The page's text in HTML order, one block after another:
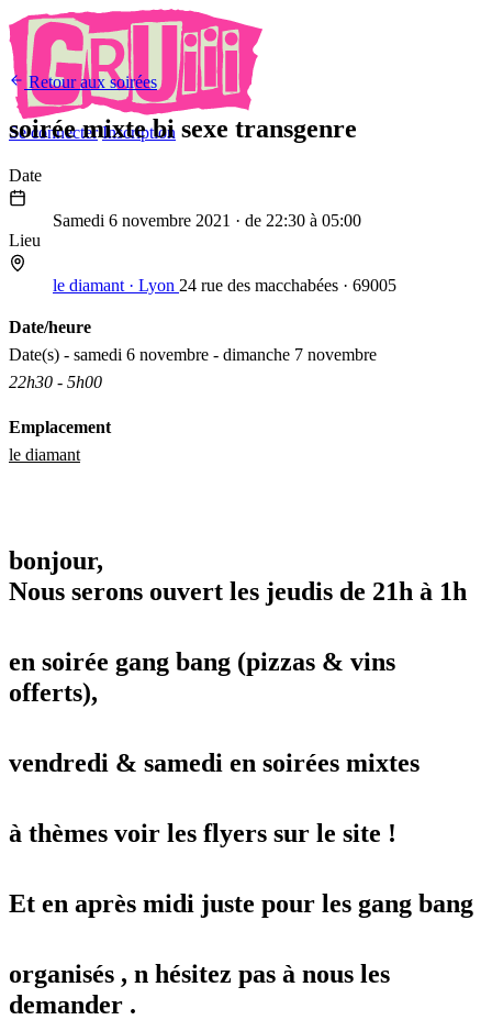
Se connecter Inscription
Retour aux soirées
soirée mixte bi sexe transgenre
Date
Samedi 6 novembre 2021 · de 22:30 à 05:00
Lieu
le diamant · Lyon 24 rue des macchabées · 69005
Date/heure
Date(s) - samedi 6 novembre - dimanche 7 novembre
22h30 - 5h00
Emplacement
le diamant
bonjour,
Nous serons ouvert les jeudis de 21h à 1h
en soirée gang bang (pizzas & vins
offerts),
vendredi & samedi en soirées mixtes
à thèmes voir les flyers sur le site !
Et en après midi juste pour les gang bang
organisés , n hésitez pas à nous les
demander .